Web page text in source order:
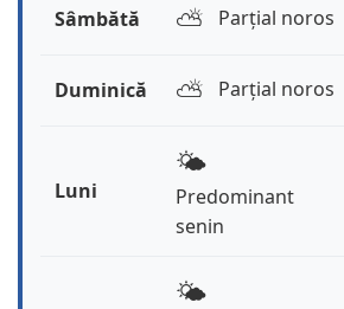
Sâmbătă ⛅️ Parțial noros
Duminică ⛅️ Parțial noros
Luni
🌤️
Predominant
senin
🌤️